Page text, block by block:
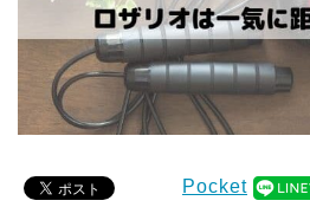
Pocket